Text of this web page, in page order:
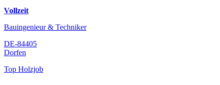
Vollzeit
Bauingenieur & Techniker
DE-84405
Dorfen
Top Holzjob